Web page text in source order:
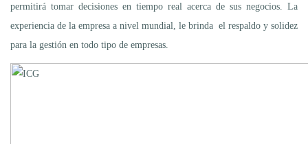
permitirá tomar decisiones en tiempo real acerca de sus negocios. La
experiencia de la empresa a nivel mundial, le brinda el respaldo y solidez
para la gestión en todo tipo de empresas.